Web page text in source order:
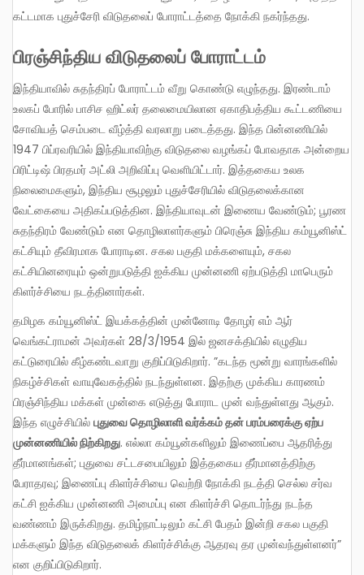
கட்டமாக புதுச்சேரி விடுதலைப் போராட்டத்தை நோக்கி நகர்ந்தது.
பிரஞ்சிந்திய விடுதலைப் போராட்டம்
இந்தியாவில் சுதந்திரப் போராட்டம் வீறு கொண்டு எழுந்தது. இரண்டாம்
உலகப் போரில் பாசிச ஹிட்லர் தலைமையிலான ஏகாதிபத்திய கூட்டணியை
சோவியத் செம்படை வீழ்த்தி வரலாறு படைத்தது. இந்த பின்னணியில்
1947 பிப்ரவரியில் இந்தியாவிற்கு விடுதலை வழங்கப் போவதாக அன்றைய
பிரிட்டிஷ் பிரதமர் அட்லி அறிவிப்பு வெளியிட்டார். இத்தகைய உலக
நிலைமைகளும், இந்திய சூழலும் புதுச்சேரியில் விடுதலைக்கான
வேட்கையை அதிகப்படுத்தின. இந்தியாவுடன் இணைய வேண்டும்; பூரண
சுதந்திரம் வேண்டும் என தொழிலாளர்களும் பிரெஞ்சு இந்திய கம்யூனிஸ்ட்
கட்சியும் தீவிரமாக போராடின. சகல பகுதி மக்களையும், சகல
கட்சியினரையும் ஒன்றுபடுத்தி ஐக்கிய முன்னணி ஏற்படுத்தி மாபெரும்
கிளர்ச்சியை நடத்தினார்கள்.
தமிழக கம்யூனிஸ்ட் இயக்கத்தின் முன்னோடி தோழர் எம் ஆர்
வெங்கட்ராமன் அவர்கள் 28/3/1954 இல் ஜனசக்தியில் எழுதிய
கட்டுரையில் கீழ்கண்டவாறு குறிப்பிடுகிறார். ”கடந்த மூன்று வாரங்களில்
நிகழ்ச்சிகள் வாயுவேகத்தில் நடந்துள்ளன. இதற்கு முக்கிய காரணம்
பிரஞ்சிந்திய மக்கள் முன்கை எடுத்து போராட முன் வந்துள்ளது ஆகும்.
இந்த எழுச்சியில் புதுவை தொழிலாளி வர்க்கம் தன் பரம்பரைக்கு ஏற்ப
முன்னணியில் நிற்கிறது. எல்லா கம்யூன்களிலும் இணைப்பை ஆதரித்து
தீர்மானங்கள்; புதுவை சட்டசபையிலும் இத்தகைய தீர்மானத்திற்கு
பேராதரவு; இணைப்பு கிளர்ச்சியை வெற்றி நோக்கி நடத்தி செல்ல சர்வ
கட்சி ஐக்கிய முன்னணி அமைப்பு என கிளர்ச்சி தொடர்ந்து நடந்த
வண்ணம் இருக்கிறது. தமிழ்நாட்டிலும் கட்சி பேதம் இன்றி சகல பகுதி
மக்களும் இந்த விடுதலைக் கிளர்ச்சிக்கு ஆதரவு தர முன்வந்துள்ளனர்”
என குறிப்பிடுகிறார்.